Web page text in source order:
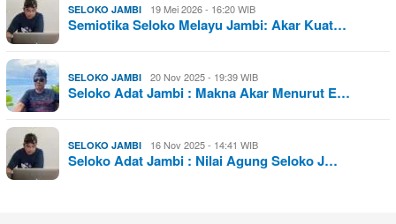
SELOKO JAMBI 19 Mei 2026 - 16:20 WIB
Semiotika Seloko Melayu Jambi: Akar Kuat…
SELOKO JAMBI 20 Nov 2025 - 19:39 WIB
Seloko Adat Jambi : Makna Akar Menurut E…
SELOKO JAMBI 16 Nov 2025 - 14:41 WIB
Seloko Adat Jambi : Nilai Agung Seloko J…